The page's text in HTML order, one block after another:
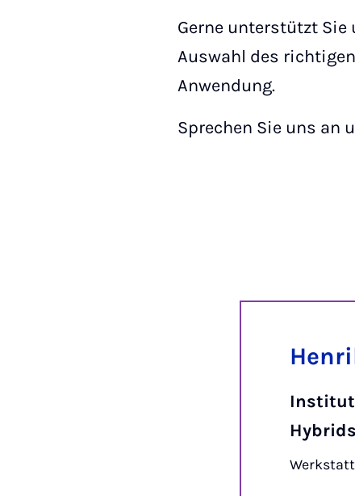
Gerne unterstützt
Auswahl des
Anwendung.
Sprechen Sie uns an